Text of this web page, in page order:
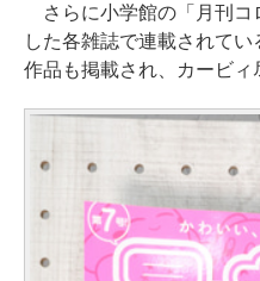
さらに小学館の「月刊コ
した各雑誌で連載されて
作品も掲載され、カービィ